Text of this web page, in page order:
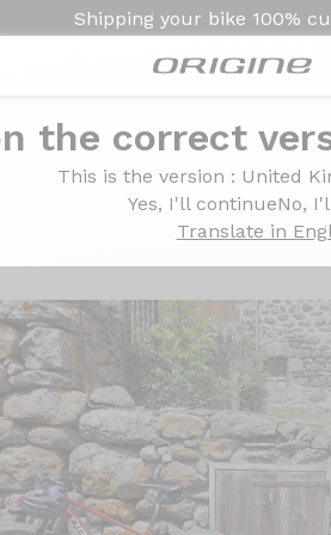
Shipping your bike 100%
the correct
This is the version : United
Yes, I'll continueNo,
Translate in
Roue DT swiss XR 1700
SLX -